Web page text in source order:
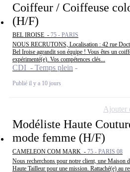
Coiffeur / Coiffeuse
(H/F)
BEL IROISE - 75 - PARIS
NOUS RECRUTONS, Localisation : 42 rue
Bel Iroise agrandit son équipe ! Vous êtes un
expérimenté(e). Vos compétences clés...
CDI - Temps plein
Publié il y a 10 jours
Modéliste Haute
mode femme (H/F)
CAMELEON COM MARK - 75 - PARIS 08
Nous recherchons pour notre client, une Maison
Haute Tailleur pour une mission. Rattaché(e) au
Ajouter